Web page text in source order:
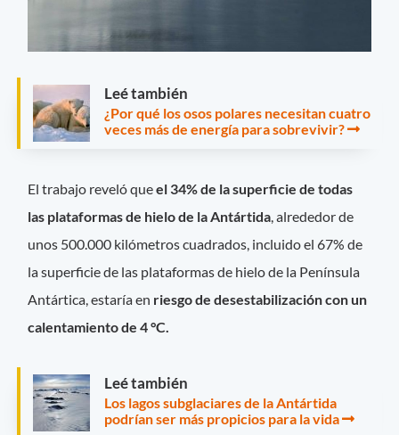
Leé también
¿Por qué los osos polares necesitan cuatro
veces más de energía para sobrevivir?
El trabajo reveló queel 34% de la superficie de todas
las plataformas de hielo de la Antártida, alrededor de
unos 500.000 kilómetros cuadrados, incluido el 67% de
la superficie de las plataformas de hielo de la Península
Antártica, estaría en riesgo de desestabilización con un
calentamiento de 4 °C.
Leé también
Los lagos subglaciares de la Antártida
podrían ser más propicios para la vida